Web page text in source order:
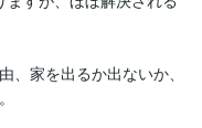
家を出るか出ないか、